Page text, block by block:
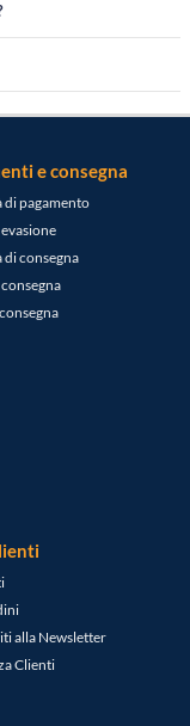
e consegna
di pagamento
di consegna
alla Newsletter
Clienti